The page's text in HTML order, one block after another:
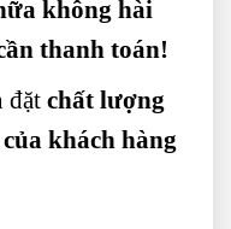
không hài
thanh toán!
đặt chất lượng
khách hàng